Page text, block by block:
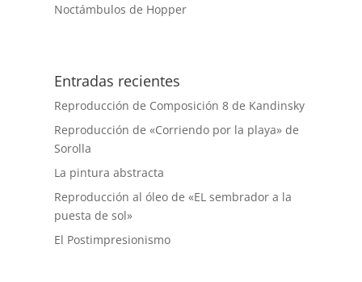
Noctámbulos de Hopper
Entradas recientes
Reproducción de Composición 8 de Kandinsky
Reproducción de «Corriendo por la playa» de
Sorolla
La pintura abstracta
Reproducción al óleo de «EL sembrador a la
puesta de sol»
El Postimpresionismo